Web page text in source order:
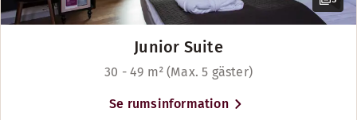
Junior Suite
30 - 49 m² (Max. 5 gäster)
Se rumsinformation